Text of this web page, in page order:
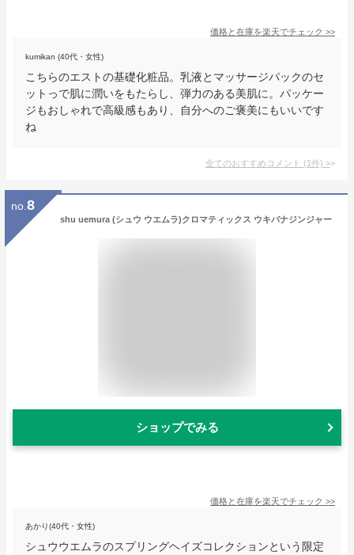
価格と在庫を楽天でチェック >>
kumikan (40代・女性)
こちらのエストの基礎化粧品。乳液とマッサージパックのセ
ットっで肌に潤いをもたらし、弾力のある美肌に。パッケー
ジもおしゃれで高級感もあり、自分へのご褒美にもいいです
ね
全てのおすすめコメント (1件) >
no. 8
shu uemura (シュウ ウエムラ)クロマティックス ウキバナジンジャー
ショップでみる
価格と在庫を楽天でチェック >>
あかり(40代・女性)
シュウウエムラのスプリングヘイズコレクションという限定